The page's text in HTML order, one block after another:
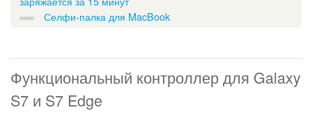
Селфи-палка для MacBook
Функциональный контроллер для Galaxy
S7 и S7 Edge